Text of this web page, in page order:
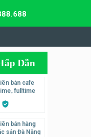
Dẫn
bán cafe
fulltime
bán hàng
sản Đà Nẵng